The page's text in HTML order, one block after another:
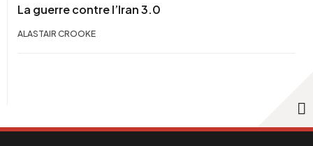
La guerre contre l’Iran 3.0
ALASTAIR CROOKE